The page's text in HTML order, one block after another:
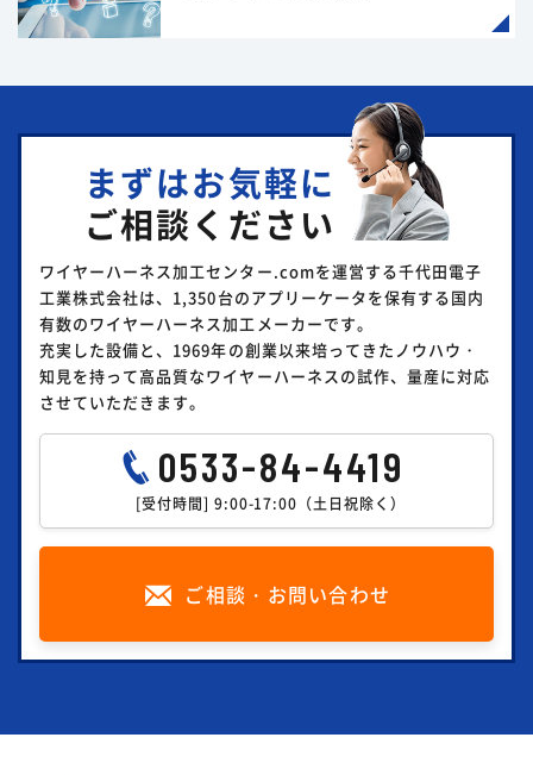
まずはお気軽に
ご相談ください
ワイヤーハーネス加工センター.comを運営する千代田電子
工業株式会社は、1,350台のアプリーケータを保有する国内
有数のワイヤーハーネス加工メーカーです。
充実した設備と、1969年の創業以来培ってきたノウハウ・
知見を持って高品質なワイヤーハーネスの試作、量産に対応
させていただきます。
0533-84-4419
[受付時間] 9:00-17:00（土日祝除く）
ご相談・お問い合わせ